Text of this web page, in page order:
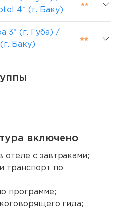
4* (г. Баку)
3* (г. Губа) /
Баку)
включено
отеле с завтраками;
транспорт по
программе;
гида;